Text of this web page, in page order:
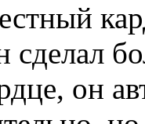
сделал
он